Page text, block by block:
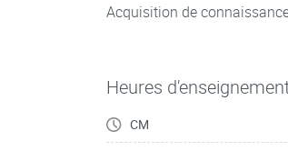
Acquisition de
Heures
CM